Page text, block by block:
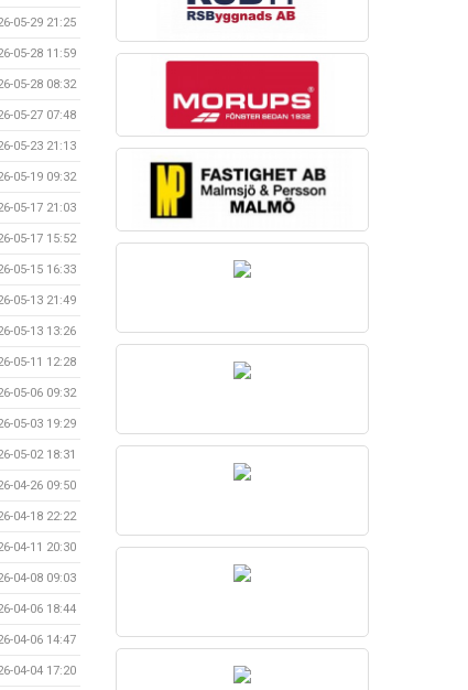
05-29 21:25
05-28 11:59
05-28 08:32
05-27 07:48
05-23 21:13
05-19 09:32
05-17 21:03
05-17 15:52
05-15 16:33
05-13 21:49
05-13 13:26
05-11 12:28
05-06 09:32
05-03 19:29
05-02 18:31
04-26 09:50
04-18 22:22
04-11 20:30
04-08 09:03
04-06 18:44
04-06 14:47
04-04 17:20